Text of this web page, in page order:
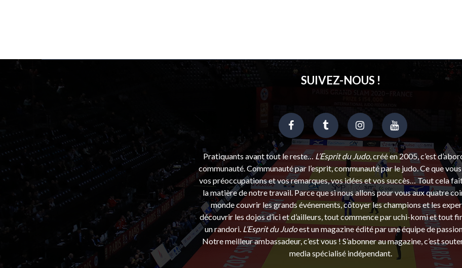
SUIVEZ-NOUS !
Pratiquants avant tout le reste… L’Esprit du Judo, créé en 2005, c’est
communauté. Communauté par l’esprit, communauté par le judo. Ce que
vos préoccupations et vos remarques, vos idées et vos succès… Tout cela
la matière de notre travail. Parce que si nous allons pour vous aux quatre
monde couvrir les grands événements, côtoyer les champions et les
découvrir les dojos d’ici et d’ailleurs, tout commence par uchi-komi et tout
un randori. L’Esprit du Judoest un magazine édité par une équipe de
Notre meilleur ambassadeur, c’est vous ! S’abonner au magazine, c’est
media spécialisé indépendant.